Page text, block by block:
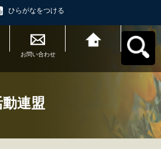
ひらがなをつける
お問い合わせ
連盟